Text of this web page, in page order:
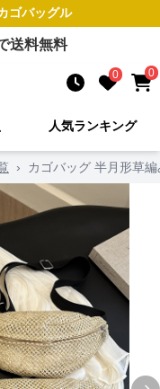
ゴバッグル
送料無料
0 0
人気ランキング
› カゴバッグ 半月形草